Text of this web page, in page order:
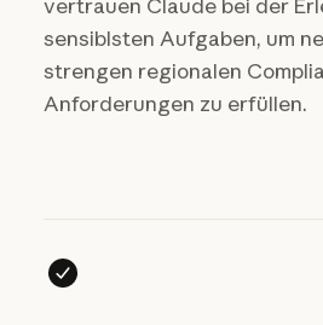
vertrauen Claude bei der
sensiblsten Aufgaben, um
strengen regionalen
Anforderungen zu erfüllen.